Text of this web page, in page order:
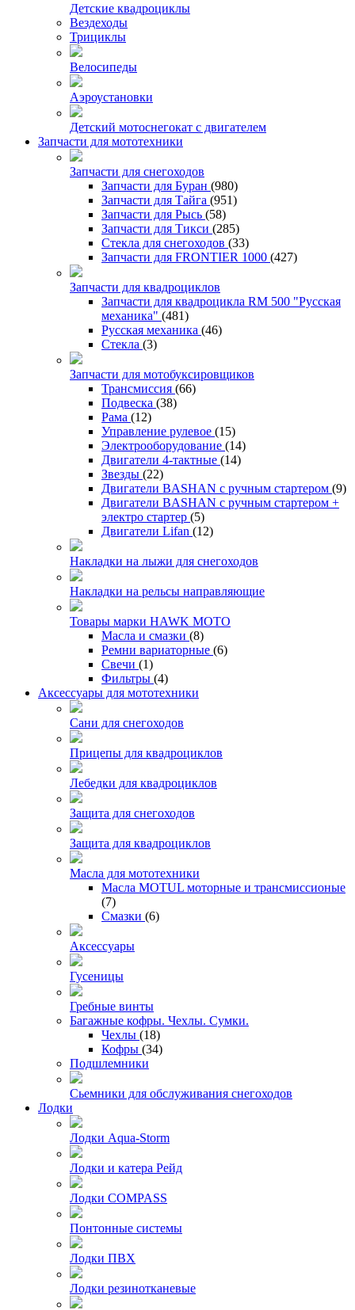
Детские квадроциклы
Вездеходы
Трициклы
Велосипеды
Аэроустановки
Детский мотоснегокат с двигателем
Запчасти для мототехники
Запчасти для снегоходов
Запчасти для Буран (980)
Запчасти для Тайга (951)
Запчасти для Рысь (58)
Запчасти для Тикси (285)
Стекла для снегоходов (33)
Запчасти для FRONTIER 1000 (427)
Запчасти для квадроциклов
Запчасти для квадроцикла RM 500 "Русская
механика" (481)
Русская механика (46)
Стекла (3)
Запчасти для мотобуксировщиков
Трансмиссия (66)
Подвеска (38)
Рама (12)
Управление рулевое (15)
Электрооборудование (14)
Двигатели 4-тактные (14)
Звезды (22)
Двигатели BASHAN с ручным стартером (9)
Двигатели BASHAN с ручным стартером +
электро стартер (5)
Двигатели Lifan (12)
Накладки на лыжи для снегоходов
Накладки на рельсы направляющие
Товары марки HAWK MOTO
Масла и смазки (8)
Ремни вариаторные (6)
Свечи (1)
Фильтры (4)
Аксессуары для мототехники
Сани для снегоходов
Прицепы для квадроциклов
Лебедки для квадроциклов
Защита для снегоходов
Защита для квадроциклов
Масла для мототехники
Масла MOTUL моторные и трансмиссионые
(7)
Смазки (6)
Аксессуары
Гусеницы
Гребные винты
Багажные кофры. Чехлы. Сумки.
Чехлы (18)
Кофры (34)
Подшлемники
Сьемники для обслуживания снегоходов
Лодки
Лодки Aqua-Storm
Лодки и катера Рейд
Лодки COMPASS
Понтонные системы
Лодки ПВХ
Лодки резинотканевые